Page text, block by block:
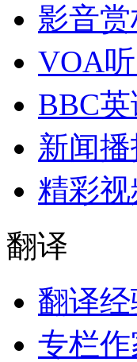
影音
VOA
BBC
新闻播
精彩视
翻译
翻译
专栏作